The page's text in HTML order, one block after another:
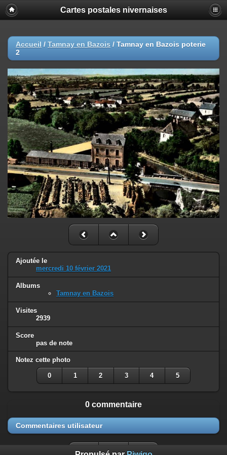
Cartes postales nivernaises
Accueil / Tamnay en Bazois / Tamnay en Bazois poterie
2
Ajoutée le
mercredi 10 février 2021
Albums
Tamnay en Bazois
Visites
2939
Score
pas de note
Notez cette photo
0 1 2 3 4 5
0 commentaire
Commentaires utilisateur